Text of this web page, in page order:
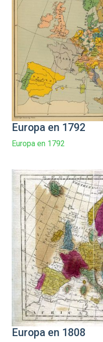
Europa en 1792
Europa en 1792
Europa en 1808